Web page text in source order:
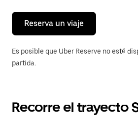
el
calendario.
Reserva un viaje
Es posible que Uber Reserve no esté
partida.
Recorre el trayecto